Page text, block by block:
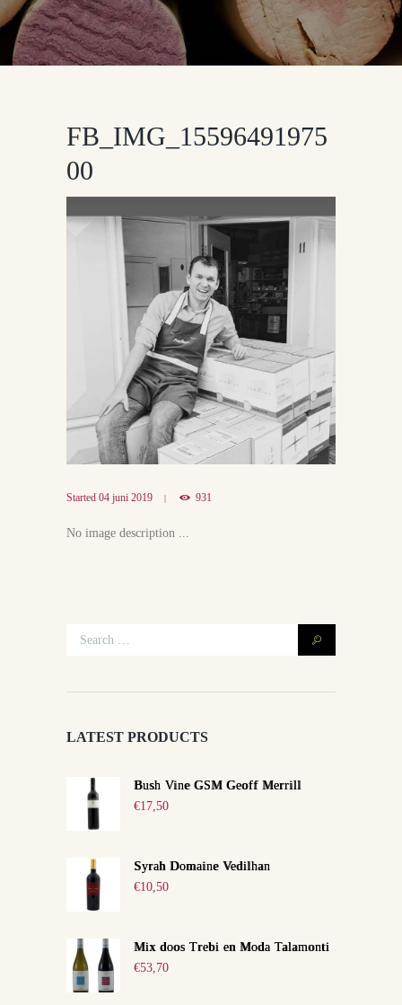
FB_IMG_15596491975
00
Started 04 juni 2019 931
No image description ...
LATEST PRODUCTS
Bush Vine GSM Geoff Merrill
€17,50
Syrah Domaine Vedilhan
€10,50
Mix doos Trebi en Moda Talamonti
€53,70